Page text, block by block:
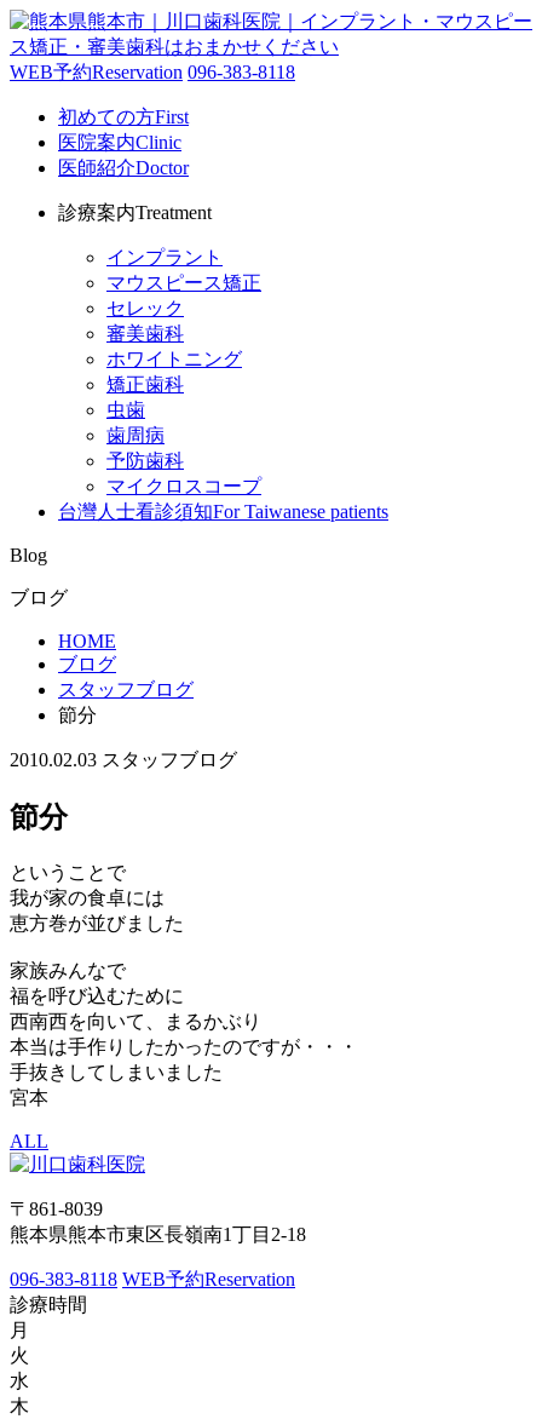
WEB予約Reservation 096-383-8118
初めての方First
医院案内Clinic
医師紹介Doctor
診療案内Treatment
インプラント
マウスピース矯正
セレック
審美歯科
ホワイトニング
矯正歯科
虫歯
歯周病
予防歯科
マイクロスコープ
台灣人士看診須知For Taiwanese patients
Blog
ブログ
HOME
ブログ
スタッフブログ
節分
2010.02.03 スタッフブログ
節分
ということで
我が家の食卓には
恵方巻が並びました
家族みんなで
福を呼び込むために
西南西を向いて、まるかぶり
本当は手作りしたかったのですが・・・
手抜きしてしまいました
宮本
ALL
〒861-8039
熊本県熊本市東区長嶺南1丁目2-18
096-383-8118 WEB予約Reservation
診療時間
月
火
水
木